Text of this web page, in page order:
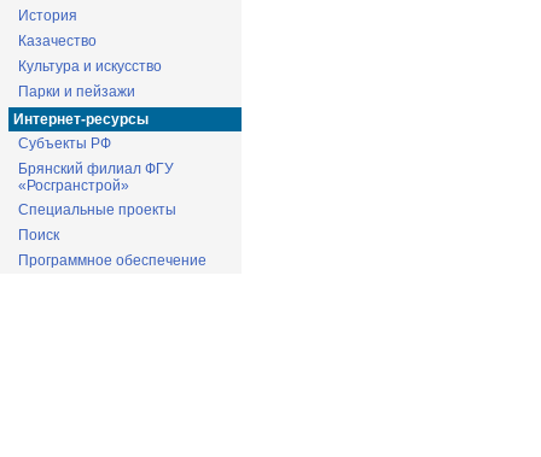
История
Казачество
Культура и искусство
Парки и пейзажи
Интернет-ресурсы
Субъекты РФ
Брянский филиал ФГУ
«Росгранстрой»
Специальные проекты
Поиск
Программное обеспечение